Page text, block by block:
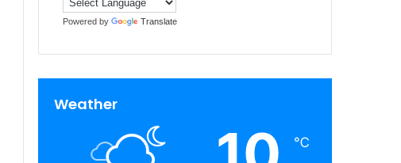
Powered by Translate
Weather
℃